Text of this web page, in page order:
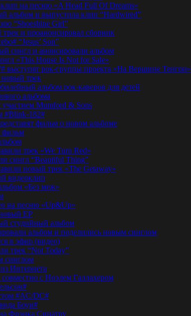
на песню «A Head Full Of Dreams»
альбом и выпустила клип “Hardwired”
“Shoeshine Girl”
и проанонсировал сборник
“Jesus’ Son”
сингл и анонсировали альбом
«This House Is Not for Sale»
рок-группы проекта «На Вершине Тенгри»
трек
альбом рок-каверов для детей
альбома
Mumford & Sons
#Blink-182#
фильм о новом альбоме
фильм
трек «We Turn Red»
сингл “Beautiful Thing”
новый трек «The Getaway»
видеоклип
«Без меж»
на песню «Up&Up»
ЕР
студийный альбом
альбом и поделились новым синглом
в эфир (видео)
трек “Not Today”
синглом
Интернета
с Ноэлем Галлахером
#AC/DC#
Боуи#
Фрэнка Синатру